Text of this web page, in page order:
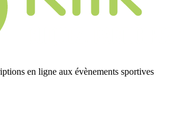
en ligne aux évènements sportives